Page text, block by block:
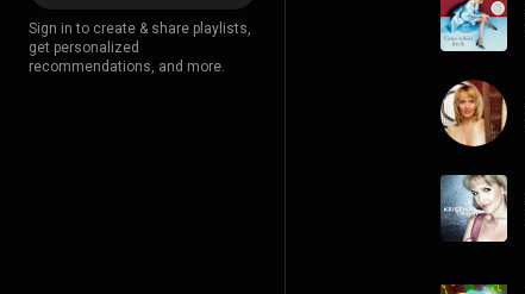
Sign in to create & share playlists,
get personalized
recommendations, and more.